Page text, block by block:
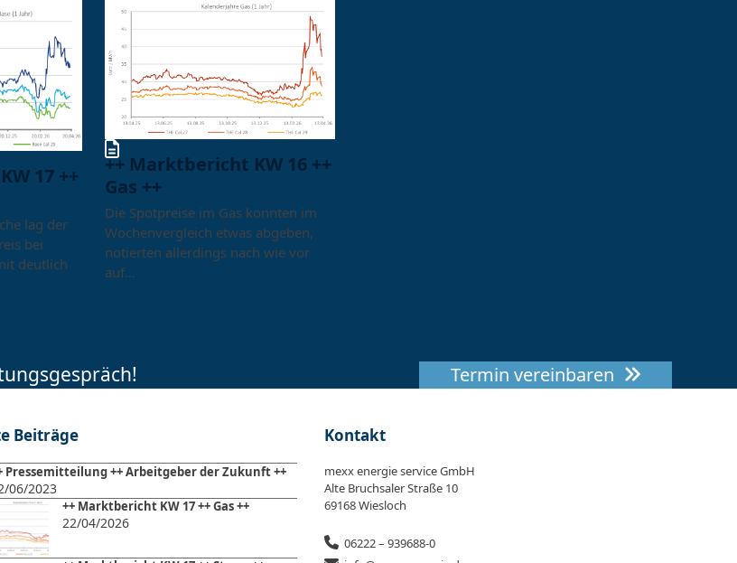
17 ++
lag der
bei
deutlich
++ Marktbericht KW 16 ++
Gas ++
Die Spotpreise im Gas konnten im
Wochenvergleich etwas abgeben,
notierten allerdings nach wie vor
auf…
Termin vereinbaren
Beiträge
Pressemitteilung ++ Arbeitgeber der Zukunft ++
06/2023
++ Marktbericht KW 17 ++ Gas ++
22/04/2026
Kontakt
mexx energie service GmbH
Alte Bruchsaler Straße 10
69168 Wiesloch
06222 – 939688-0